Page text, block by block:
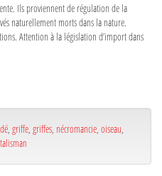
Ils proviennent de régulation de la
naturellement morts dans la nature.
Attention à la législation d’import dans
, griffe, griffes, nécromancie, oiseau,
talisman